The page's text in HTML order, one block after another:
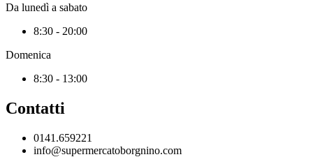
Da lunedì a sabato
8:30 - 20:00
Domenica
8:30 - 13:00
Contatti
0141.659221
info@supermercatoborgnino.com